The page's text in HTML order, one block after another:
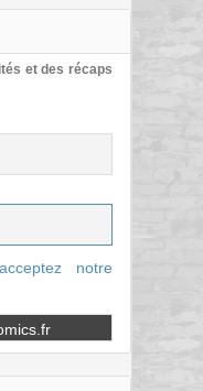
et des récaps
notre